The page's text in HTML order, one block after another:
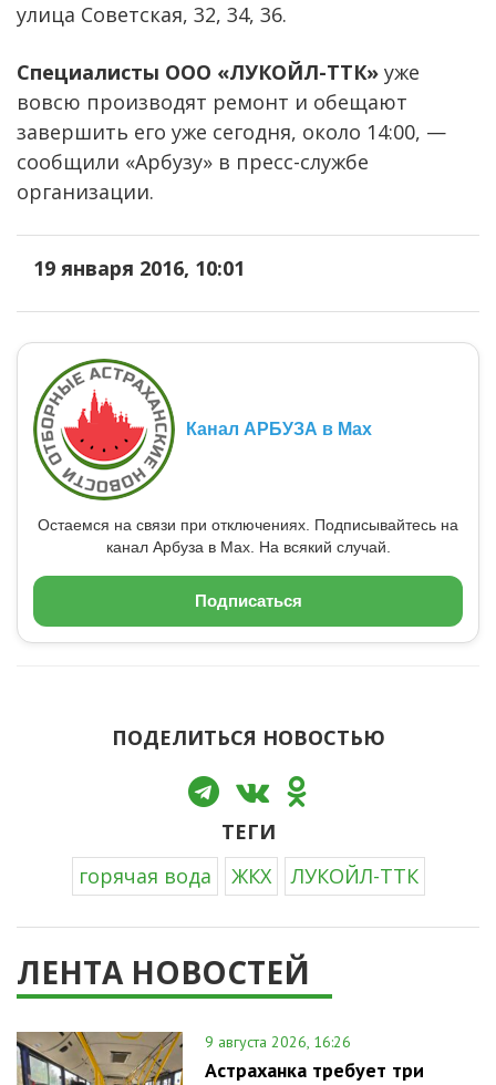
улица Советская, 32, 34, 36.
Специалисты ООО «ЛУКОЙЛ-ТТК» уже
вовсю производят ремонт и обещают
завершить его уже сегодня, около 14:00, —
сообщили «Арбузу» в пресс-службе
организации.
19 января 2016, 10:01
Канал АРБУЗА в Max
Остаемся на связи при отключениях. Подписывайтесь на
канал Арбуза в Max. На всякий случай.
Подписаться
ПОДЕЛИТЬСЯ НОВОСТЬЮ
ТЕГИ
горячая вода
ЖКХ ЛУКОЙЛ-ТТК
ЛЕНТА НОВОСТЕЙ
9 августа 2026, 16:26
Астраханка требует три